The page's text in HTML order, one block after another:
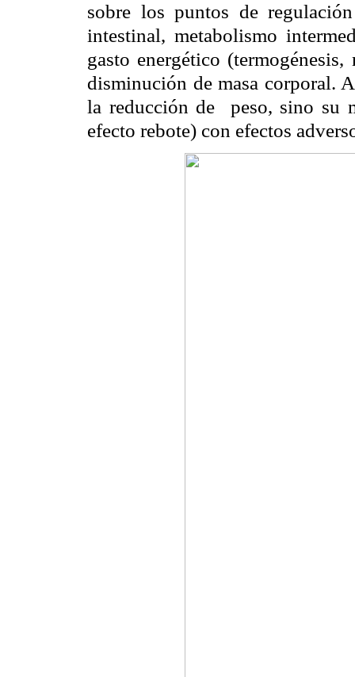
sobre los puntos de
intestinal, metabolismo
gasto energético
disminución de masa corporal.
la reducción de
peso, sino su
efecto rebote) con efectos